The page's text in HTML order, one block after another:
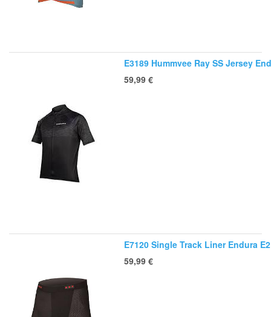
E3189 Hummvee Ray SS Jersey
59,99 €
E7120 Single Track Liner Endura
59,99 €